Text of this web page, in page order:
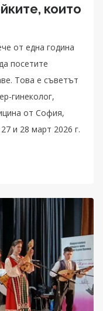
които
от една година
посетите
Това е съветът
гинеколог,
от София,
и 28 март 2026 г.